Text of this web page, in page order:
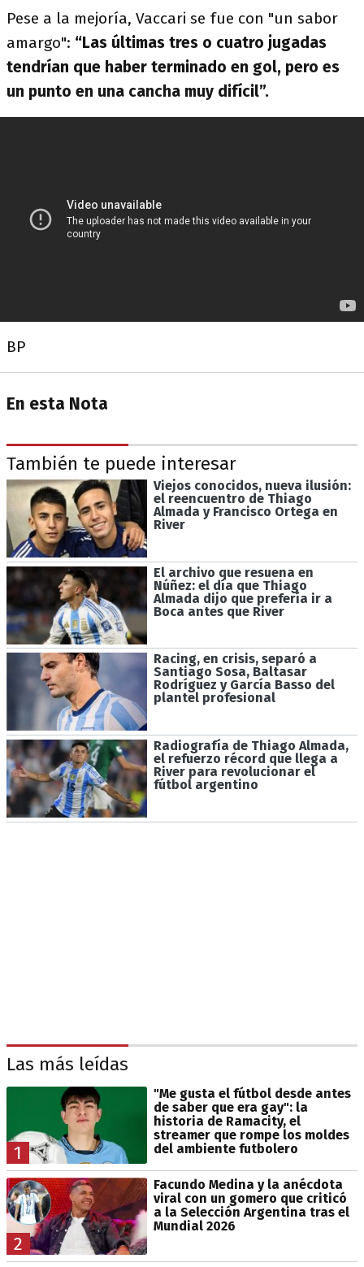
Pese a la mejoría, Vaccari se fue con "un sabor
amargo": “Las últimas tres o cuatro jugadas
tendrían que haber terminado en gol, pero es
un punto en una cancha muy difícil”.
BP
En esta Nota
También te puede interesar
Viejos conocidos, nueva ilusión:
el reencuentro de Thiago
Almada y Francisco Ortega en
River
El archivo que resuena en
Núñez: el día que Thiago
Almada dijo que prefería ir a
Boca antes que River
Racing, en crisis, separó a
Santiago Sosa, Baltasar
Rodríguez y García Basso del
plantel profesional
Radiografía de Thiago Almada,
el refuerzo récord que llega a
River para revolucionar el
fútbol argentino
Las más leídas
1
"Me gusta el fútbol desde antes
de saber que era gay": la
historia de Ramacity, el
streamer que rompe los moldes
del ambiente futbolero
2
Facundo Medina y la anécdota
viral con un gomero que criticó
a la Selección Argentina tras el
Mundial 2026